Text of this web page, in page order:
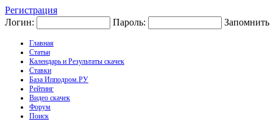
Регистрация
Логин:
Пароль: Запомнить
Главная
Статьи
Календарь и Результаты скачек
Ставки
База Ипподром.РУ
Рейтинг
Видео скачек
Форум
Поиск